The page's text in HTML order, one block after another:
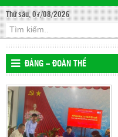
Thứ sáu, 07/08/2026
ĐẢNG – ĐOÀN THỂ